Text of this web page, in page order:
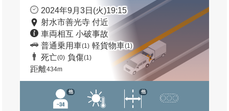
2024年9月3日(火)19:15
射水市善光寺 付近
車両相互 小破事故
普通乗用車(1) 軽貨物車(1)
死亡(0) 負傷(1)
距離434m
他 他